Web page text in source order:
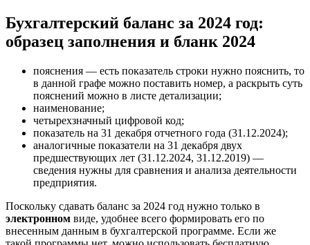
Бухгалтерский баланс за 2024 год:
образец заполнения и бланк 2024
пояснения — есть показатель строки нужно пояснить, то
в данной графе можно поставить номер, а раскрыть суть
пояснений можно в листе детализации;
наименование;
четырехзначный цифровой код;
показатель на 31 декабря отчетного года (31.12.2024);
аналогичные показатели на 31 декабря двух
предшествующих лет (31.12.2024, 31.12.2019) —
сведения нужны для сравнения и анализа деятельности
предприятия.
Поскольку сдавать баланс за 2024 год нужно только в
электронном виде, удобнее всего формировать его по
внесенным данным в бухгалтерской программе. Если же